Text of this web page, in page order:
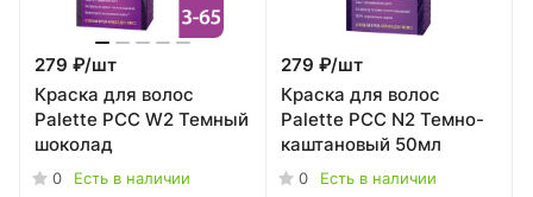
279 ₽/шт
Краска для волос
Palette PCC W2 Темный
шоколад
0 Есть в наличии
279 ₽/шт
Краска для волос
Palette PCC N2 Темно-
каштановый 50мл
0 Есть в наличии